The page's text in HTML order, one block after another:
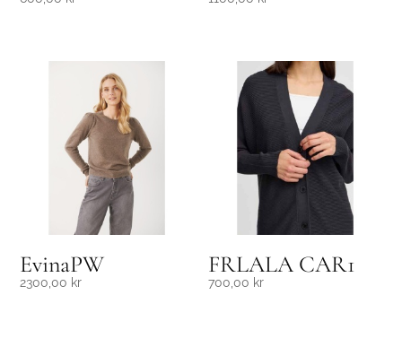
EvinaPW
2300,00 kr
FRLALA CAR1
700,00 kr